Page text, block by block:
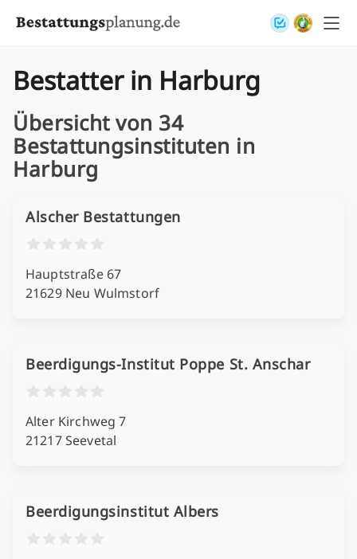
Bestatter in Harburg
Übersicht von 34
Bestattungsinstituten in
Harburg
Alscher Bestattungen
Hauptstraße 67
21629 Neu Wulmstorf
Beerdigungs-Institut Poppe St. Anschar
Alter Kirchweg 7
21217 Seevetal
Beerdigungsinstitut Albers